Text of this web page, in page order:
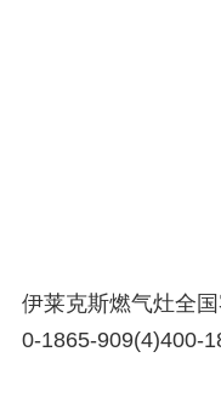
伊莱克斯燃气灶全
0-1865-909(4)400-